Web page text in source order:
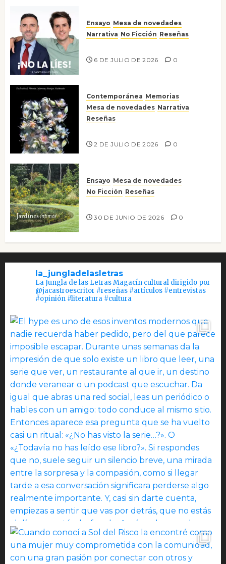
Ensayo Mesa de novedades
Narrativa No Ficción Reseñas
6 DE JULIO DE 2026 0
Contemporánea Memorias
Mesa de novedades Narrativa
Reseñas
2 DE JULIO DE 2026 0
Ensayo Mesa de novedades
No Ficción Reseñas
30 DE JUNIO DE 2026 0
la_jungladelasletras
La Jungla de las Letras Magacín cultural dirigido por
@jacastroescritor #reseñas #artículos #entrevistas
#opinión #literatura #cultura